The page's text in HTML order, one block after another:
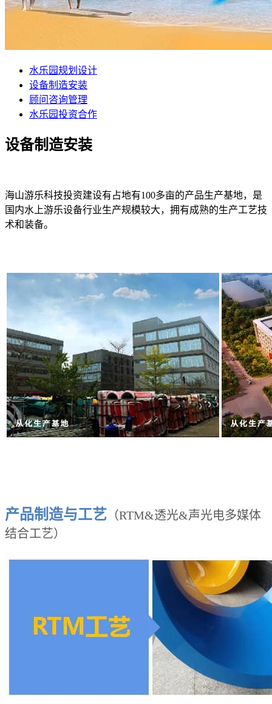
水乐园规划设计
设备制造安装
顾问咨询管理
水乐园投资合作
设备制造安装
海山游乐科技投资建设有占地有100多亩的产品生产基地，是
国内水上游乐设备行业生产规模较大，拥有成熟的生产工艺技
术和装备。
产品制造与工艺 （RTM&透光&声光电多媒体
结合工艺）